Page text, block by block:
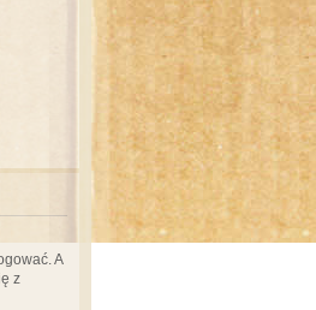
A
z